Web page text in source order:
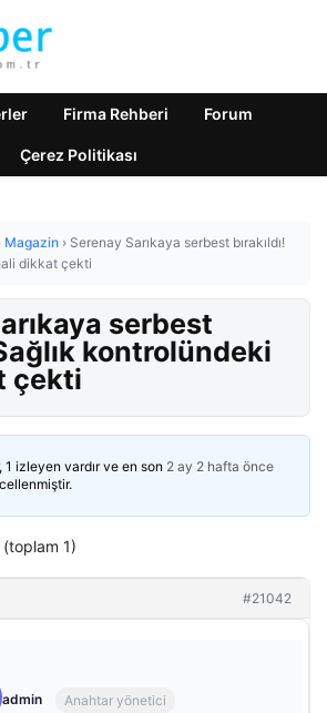
Firma Rehberi Forum
Çerez Politikası
Magazin › Serenay Sarıkaya serbest bırakıldı!
dikkat çekti
serbest
kontrolündeki
çekti
1 izleyen vardır ve en son 2 ay 2 hafta önce
1)
#21042
admin Anahtar yönetici